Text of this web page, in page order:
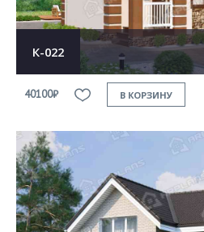
К-022
40100₽ В КОРЗИНУ